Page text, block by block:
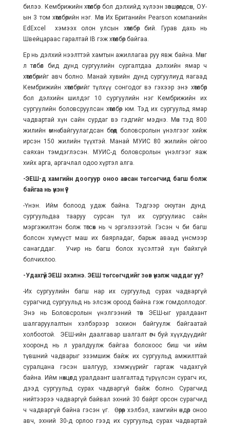
билээ. Кембрижийн хөтөлбөр бол дэлхийд хүлээн зөвшөөрөгдсөн, ОУ-
ын 3 том хөтөлбөрийн нэг. Мөн Их Британийн Pearson компанийн
EdExcel хэмээх олон улсын хөтөлбөр бий. Гурав дахь нь
Швейцараас гаралтай IB гэж хөтөлбөр байгаа.
Ер нь дэлхий нээлттэй хамтын ажиллагаа руу явж байна. Мөнгөө
л төлбөл бид дунд сургуулийн сургалтдаа дэлхийн ямар ч
хөтөлбөрийг авч болно. Манай хувийн дунд сургуулиуд яагаад
Кембрижийн хөтөлбөрийг түлхүү сонгодог вэ гэхээр энэ хөтөлбөр
бол дэлхийн шилдэг 10 сургуулийн нэг Кембрижийн их
сургуулийн боловсруулсан хөтөлбөр юм. Тэд их сургуульд ямар
чадвартай хүн сайн сурдаг вэ гэдгийг мэднэ. Мөн тэд 800
жилийн өмнө байгуулагдсан бөгөөд боловсролын үнэлгээг хийж
ирсэн 150 жилийн түүхтэй. Манай МУИС 80 жилийн ойгоо
саяхан тэмдэглэсэн. МУИС-д боловсролын үнэлгээг яаж
хийх арга, аргачлал одоо хүртэл алга.
-ЭЕШ-д хамгийн доогуур оноо авсан төгсөгчид багш болж
байгаа нь үнэн үү?
-Үнэн. Ийм болоод удаж байна. Тэдгээр оюутан дунд
сургуульдаа тааруу сурсан тул их сургуулиас сайн
мэргэжилтэн болж төгсөх нь ч эргэлзээтэй. Гэсэн ч би багш
болсон хүмүүст маш их баярладаг, барьж аваад үнсмээр
санагддаг. Учир нь багш болох хүсэлтэй хүн байхгүй
болчихлоо.
-Удахгүй ЭЕШ эхэлнэ. ЭЕШ төгсөгчдийг зөв үнэлж чаддаг уу?
-Их сургуулийн багш нар их сургуульд сурах чадваргүй
сурагчид сургуульд нь элсэж ороод байна гэж гомдоллодог.
Энэ нь Боловсролын үнэлгээний төв ЭЕШ-ыг уралдаант
шалгаруулалтын хэлбэрээр зохион байгуулж байгаатай
холбоотой. ЭЕШ-ийн даалгавар шалгалт өгч буй хүүхдүүдийг
хооронд нь л уралдуулж байгаа болохоос биш чи ийм
түвшний чадварыг эзэмшиж байж их сургуульд амжилттай
суралцана гэсэн шалгуур, хэмжүүрийг гаргаж чадахгүй
байна. Ийм нөхцөлд уралдаант шалгалтад түрүүлсэн сурагч их,
дээд сургуульд сурах чадваргүй байж болно. Сурагчид
нийтээрээ чадваргүй байвал эхний 30 байрт орсон сурагчид
ч чадваргүй байна гэсэн үг. Өөрөөр хэлбэл, хамгийн өндөр оноо
авч, эхний 30-д орлоо гээд их сургуульд сурах чадвартай